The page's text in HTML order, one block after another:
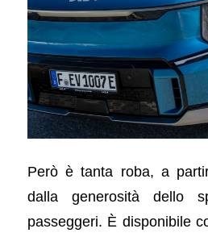
Però è tanta roba, a
dalla generosità dello
passeggeri. È disponibile